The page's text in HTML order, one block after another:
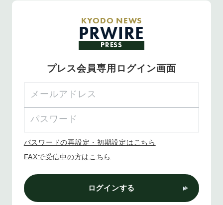
KYODO NEWS
PRWIRE
PRESS
プレス会員専用ログイン画面
パスワードの再設定・初期設定はこちら
FAXで受信中の方はこちら
ログインする